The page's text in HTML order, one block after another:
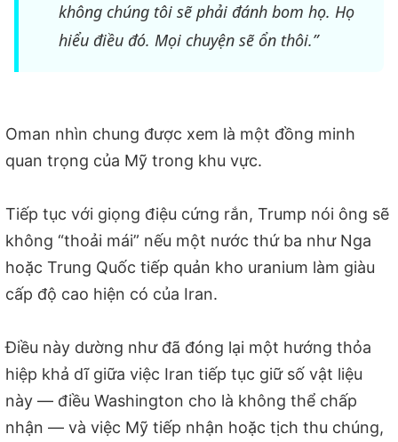
không chúng tôi sẽ phải đánh bom họ. Họ
hiểu điều đó. Mọi chuyện sẽ ổn thôi.”
Oman nhìn chung được xem là một đồng minh
quan trọng của Mỹ trong khu vực.
Tiếp tục với giọng điệu cứng rắn, Trump nói ông sẽ
không “thoải mái” nếu một nước thứ ba như Nga
hoặc Trung Quốc tiếp quản kho uranium làm giàu
cấp độ cao hiện có của Iran.
Điều này dường như đã đóng lại một hướng thỏa
hiệp khả dĩ giữa việc Iran tiếp tục giữ số vật liệu
này — điều Washington cho là không thể chấp
nhận — và việc Mỹ tiếp nhận hoặc tịch thu chúng,